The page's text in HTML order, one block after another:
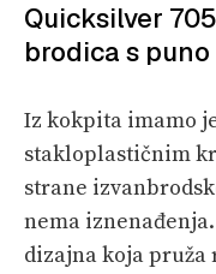
Quicksilver
brodica s
Iz kokpita imamo
stakloplastičnim
strane
nema
dizajna koja